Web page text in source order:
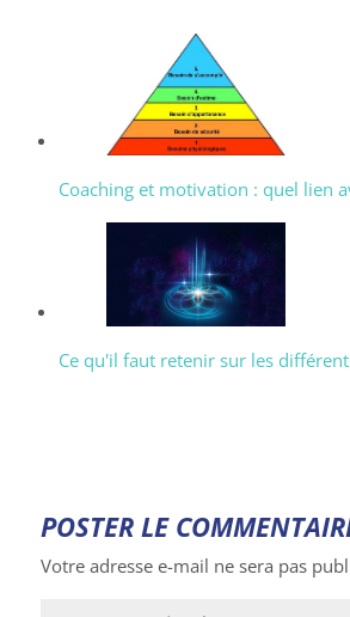
Coaching et motivation : quel lien
Ce qu'il faut retenir sur les
POSTER LE
Votre adresse e-mail ne sera pas